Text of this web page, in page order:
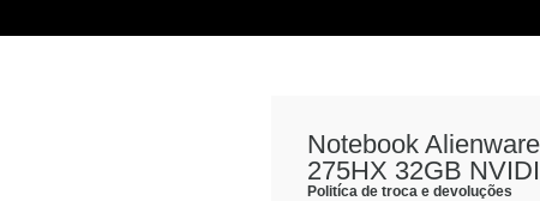
Notebook
275HX 32GB
Politíca de troca e devoluções